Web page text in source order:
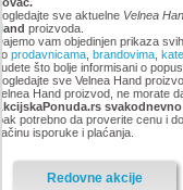
sve aktuelne Velnea
proizvoda.
vam objedinjen prikaza svih
prodavnicama, brandovima,
što bolje informisani o
sve Velnea Hand
Hand proizvod, ne morate
potrebno da proverite cenu i
isporuke i plaćanja.
Redovne akcije